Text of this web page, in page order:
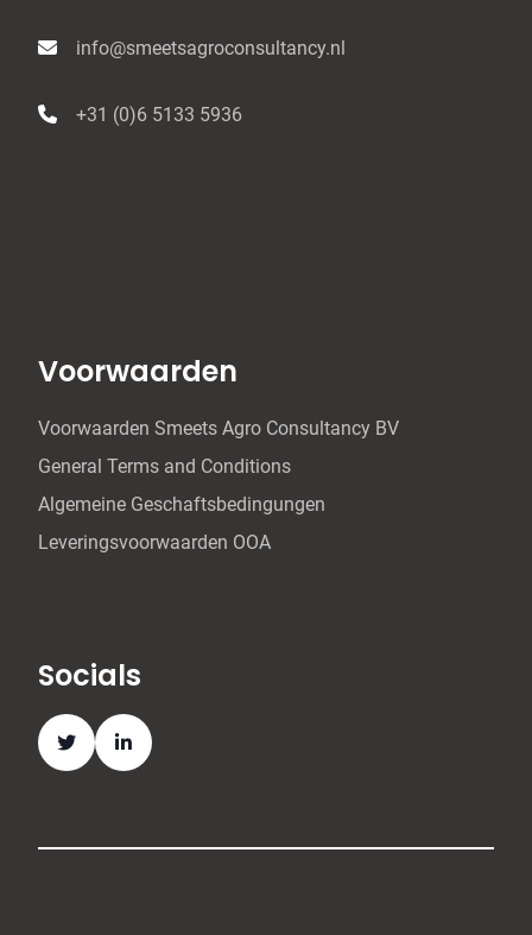
info@smeetsagroconsultancy.nl
+31 (0)6 5133 5936
Voorwaarden
Voorwaarden Smeets Agro Consultancy BV
General Terms and Conditions
Algemeine Geschaftsbedingungen
Leveringsvoorwaarden OOA
Socials